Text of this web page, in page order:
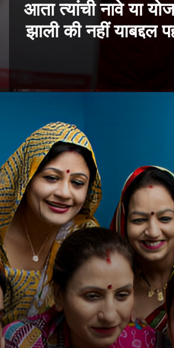
आता त्यांची नावे या
झाली की नहीं याबद्दल